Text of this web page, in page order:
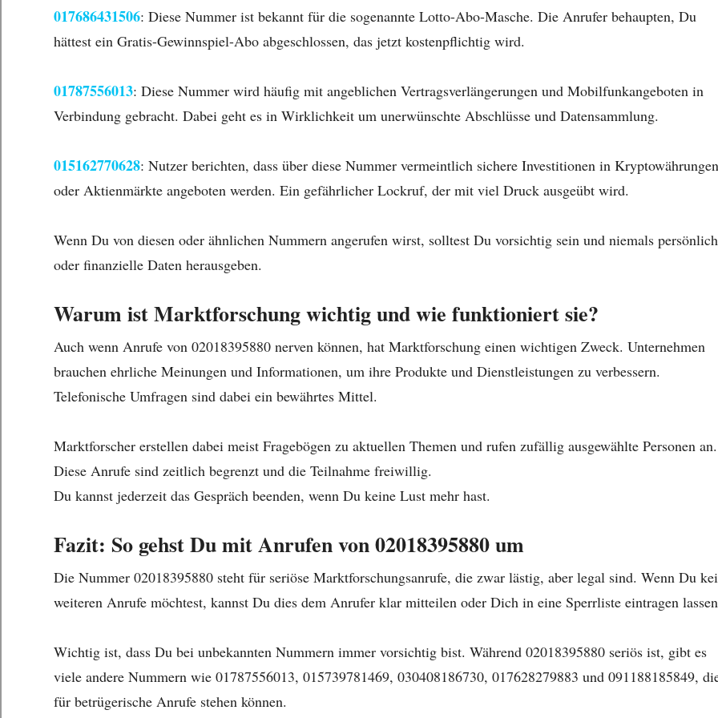
017686431506: Diese Nummer ist bekannt für die sogenannte Lotto-Abo-Masche. Die Anrufer behaupten, Du
hättest ein Gratis-Gewinnspiel-Abo abgeschlossen, das jetzt kostenpflichtig wird.
01787556013: Diese Nummer wird häufig mit angeblichen Vertragsverlängerungen und Mobilfunkangeboten in
Verbindung gebracht. Dabei geht es in Wirklichkeit um unerwünschte Abschlüsse und Datensammlung.
015162770628: Nutzer berichten, dass über diese Nummer vermeintlich sichere Investitionen in Kryptowährungen
oder Aktienmärkte angeboten werden. Ein gefährlicher Lockruf, der mit viel Druck ausgeübt wird.
Wenn Du von diesen oder ähnlichen Nummern angerufen wirst, solltest Du vorsichtig sein und niemals
oder finanzielle Daten herausgeben.
Warum ist Marktforschung wichtig und wie funktioniert sie?
Auch wenn Anrufe von 02018395880 nerven können, hat Marktforschung einen wichtigen Zweck. Unternehmen
brauchen ehrliche Meinungen und Informationen, um ihre Produkte und Dienstleistungen zu verbessern.
Telefonische Umfragen sind dabei ein bewährtes Mittel.
Marktforscher erstellen dabei meist Fragebögen zu aktuellen Themen und rufen zufällig ausgewählte Personen an.
Diese Anrufe sind zeitlich begrenzt und die Teilnahme freiwillig.
Du kannst jederzeit das Gespräch beenden, wenn Du keine Lust mehr hast.
Fazit: So gehst Du mit Anrufen von 02018395880 um
Die Nummer 02018395880 steht für seriöse Marktforschungsanrufe, die zwar lästig, aber legal sind. Wenn Du
weiteren Anrufe möchtest, kannst Du dies dem Anrufer klar mitteilen oder Dich in eine Sperrliste eintragen
Wichtig ist, dass Du bei unbekannten Nummern immer vorsichtig bist. Während 02018395880 seriös ist, gibt es
viele andere Nummern wie 01787556013, 015739781469, 030408186730, 017628279883 und 091188185849,
für betrügerische Anrufe stehen können.